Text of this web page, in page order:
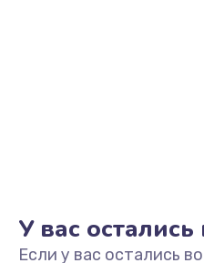
У вас
Если у вас остались